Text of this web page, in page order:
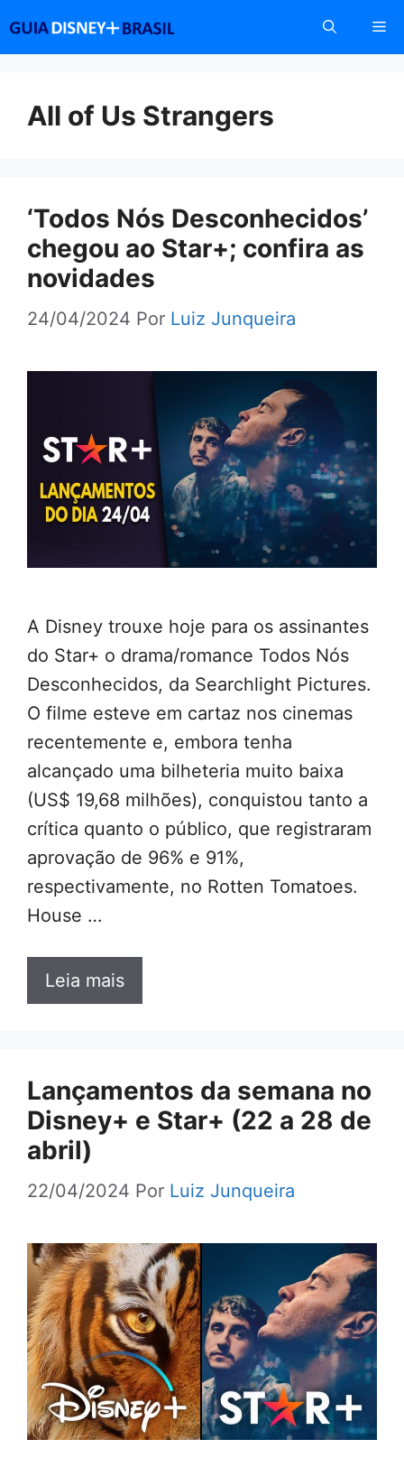
conteúdo
All of Us Strangers
‘Todos Nós Desconhecidos’
chegou ao Star+; confira as
novidades
24/04/2024 Por Luiz Junqueira
A Disney trouxe hoje para os assinantes
do Star+ o drama/romance Todos Nós
Desconhecidos, da Searchlight Pictures.
O filme esteve em cartaz nos cinemas
recentemente e, embora tenha
alcançado uma bilheteria muito baixa
(US$ 19,68 milhões), conquistou tanto a
crítica quanto o público, que registraram
aprovação de 96% e 91%,
respectivamente, no Rotten Tomatoes.
House …
Leia mais
Lançamentos da semana no
Disney+ e Star+ (22 a 28 de
abril)
22/04/2024 Por Luiz Junqueira